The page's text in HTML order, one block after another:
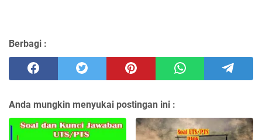
Berbagi :
Anda mungkin menyukai postingan ini :